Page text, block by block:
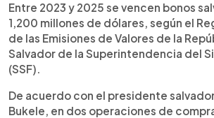
Entre 2023 y 2025 se vencen bonos
1,200 millones de dólares, según el
de las Emisiones de Valores de la
Salvador de la Superintendencia del
(SSF).
De acuerdo con el presidente
Bukele, en dos operaciones de